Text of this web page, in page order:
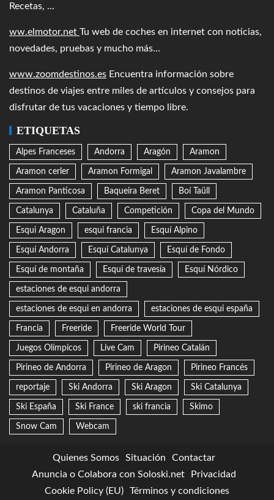
Recetas, ...
ww.elmotor.net Tu web de coches en internet con noticias,
novedades, pruebas y mucho más...
www.zoomdestinos.es Encuentra información sobre
destinos de viajes entre miles de artículos y consejos para
disfrutar de tus vacaciones y tiempo libre.
ETIQUETAS
Alpes Franceses Andorra Aragón Aramon
Aramon cerler Aramon Formigal Aramon Javalambre
Aramon Panticosa Baqueira Beret Boí Taüll
Catalunya Cataluña Competición Copa del Mundo
Esqui Aragon esqui francia Esquí Alpino
Esquí Andorra Esquí Catalunya Esquí de Fondo
Esquí de montaña Esquí de travesía Esquí Nórdico
estaciones de esqui andorra
estaciones de esqui en andorra estaciones de esqui españa
Francia Freeride Freeride World Tour
Juegos Olímpicos Live Cam Pirineo Catalán
Pirineo de Andorra Pirineo de Aragon Pirineo Francés
reportaje Ski Andorra Ski Aragon Ski Catalunya
Ski España Ski France ski francia Skimo
Snow Cam Webcam
Quienes Somos Situación
Contactar
Anuncia o Colabora con Soloski.net
Privacidad
Cookie Policy (EU)
Términos y condiciones